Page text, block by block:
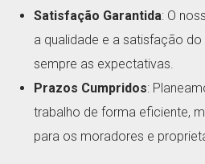
Satisfação Garantida: O
a qualidade e a satisfação do
sempre as expectativas.
Prazos Cumpridos:
trabalho de forma eficiente,
para os moradores e